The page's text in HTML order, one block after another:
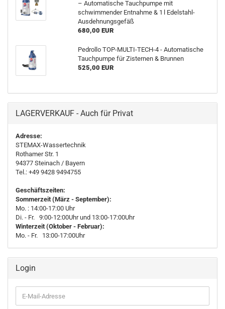
– Automatische Tauchpumpe mit
schwimmender Entnahme & 1 l Edelstahl-
Ausdehnungsgefäß
680,00 EUR
Pedrollo TOP-MULTI-TECH-4 - Automatische
Tauchpumpe für Zisternen & Brunnen
525,00 EUR
LAGERVERKAUF - Auch für Privat
Adresse:
STEMAX-Wassertechnik
Rothamer Str. 1
94377 Steinach / Bayern
Tel.: +49 9428 9494755
Geschäftszeiten:
Sommerzeit (März - September):
Mo. : 14:00-17:00 Uhr
Di. - Fr. 9:00-12:00Uhr und 13:00-17:00Uhr
Winterzeit (Oktober - Februar):
Mo. - Fr. 13:00-17:00Uhr
Login
E-
Mail-